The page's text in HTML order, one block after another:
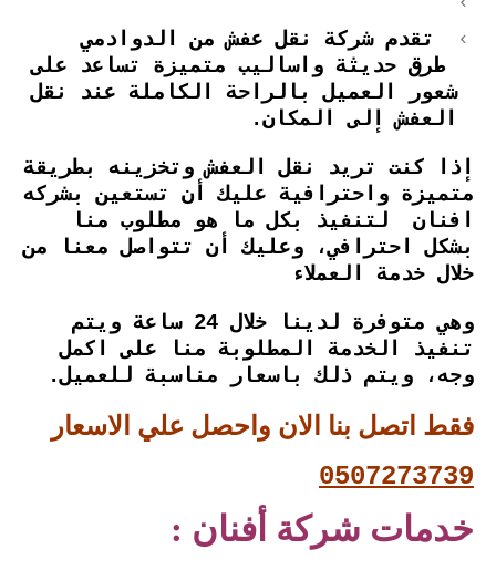
تقدم شركة نقل عفش من
الدوادمي
طرق حديثة واساليب متميزة تساعد على
شعور العميل بالراحة الكاملة عند نقل
العفش إلى المكان.
إذا كنت تريد نقل العفش وتخزينه بطريقة
متميزة واحترافية عليك أن تستعين بشركه
افنان لتنفيذ بكل ما هو مطلوب منا
بشكل احترافي، وعليك أن تتواصل معنا من
خلال خدمة العملاء
وهي متوفرة لدينا خلال 24 ساعة ويتم
تنفيذ الخدمة المطلوبة منا على اكمل
وجه، ويتم ذلك باسعار مناسبة للعميل.
فقط اتصل بنا الان واحصل علي الاسعار
0507273739
خدمات شركة أفنان :